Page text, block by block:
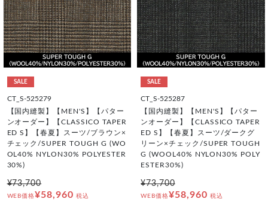
SALE
CT_S-525279
【国内縫製】【MEN'S】【パター
ンオーダー】【CLASSICO TAPER
ED S】【春夏】スーツ/ブラウン×
チェック/SUPER TOUGH G (WO
OL40% NYLON30% POLYESTER
30%)
¥73,700
WEB価格¥58,960 税込
SALE
CT_S-525287
【国内縫製】【MEN'S】【パター
ンオーダー】【CLASSICO TAPER
ED S】【春夏】スーツ/ダークグ
リーン×チェック/SUPER TOUGH
G (WOOL40% NYLON30% POLY
ESTER30%)
¥73,700
WEB価格¥58,960 税込